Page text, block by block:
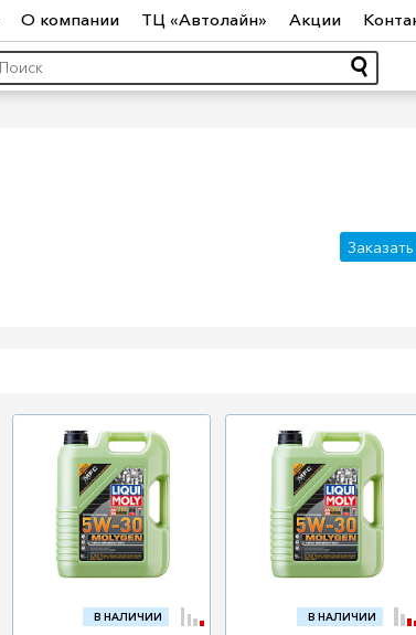
Лодки и
О компании ТЦ «Автолайн» Акции
В НАЛИЧИИ В НАЛИЧИИ